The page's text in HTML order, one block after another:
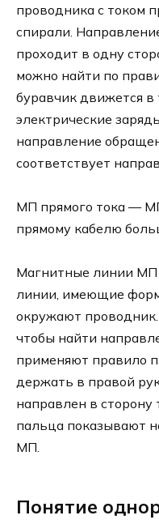
проводника с током
спирали.
проходит в одну
можно найти по
буравчик движется в
электрические
направление
соответствует
МП прямого тока —
прямому кабелю
Магнитные линии МП
линии, имеющие
окружают
чтобы найти
применяют правило
держать в правой
направлен в сторону
пальца показывают
МП.
Понятие